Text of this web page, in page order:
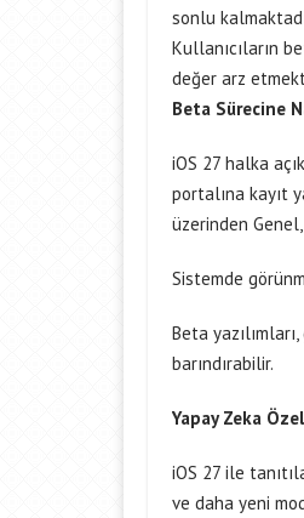
sonlu
Kullanıcıların
değer arz
Beta Sürecine
iOS 27 halka
portalına kayıt
üzerinden
Sistemde
Beta
barındırabilir.
Yapay Zeka
iOS 27 ile
ve daha yeni